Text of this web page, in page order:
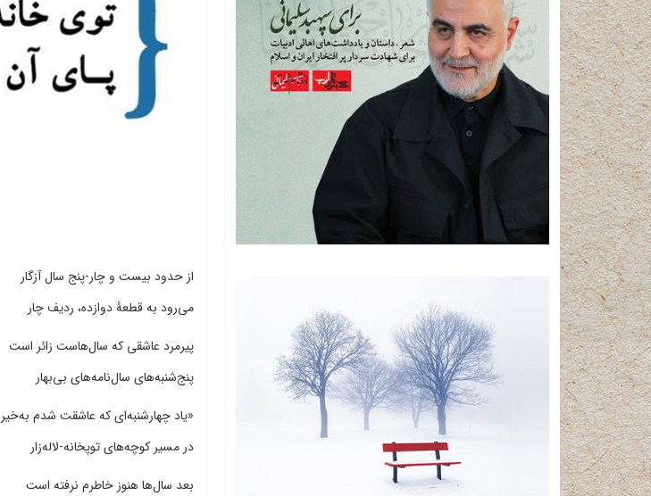
از حدود بیست و چار-پنج سال آزگار
می‌رود به قطعۀ دوازده، ردیف چار
پیرمرد عاشقی که سال‌هاست زائر است
پنج‌شنبه‌های سال‌نامه‌های بی‌بهار
«یاد چهارشنبه‌ای که عاشقت شدم به‌خیر
در مسیر کوچه‌های توپخانه-لاله‌زار
بعد سال‌ها هنوز خاطرم نرفته است